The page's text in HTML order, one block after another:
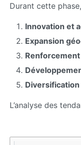
Durant cette
Innovation et
Expansion
Diversification
L’analyse des
Caractéristique
Effet sur
Exemple